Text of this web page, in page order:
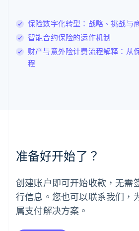
保险数字化转型：战略、挑战与
智能合约保险的运作机制
财产与意外险计费流程解释：从
程
准备好开始了？
创建账户即可开始收款，无需
行信息。您也可以联系我们，
属支付解决方案。
DeutschEnglish
卢森堡
Français DeutschEnglish
罗马尼亚
English
挪威
葡萄牙
Português English
日本
日本語English
瑞典